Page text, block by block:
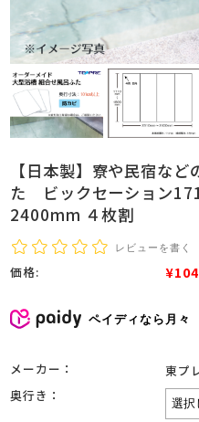
【日本製】寮や民宿な
た ビックセーション
2400mm ４枚割
レビューを書く
価格:
ペイディなら月々
メーカー：
東プ
奥行き：